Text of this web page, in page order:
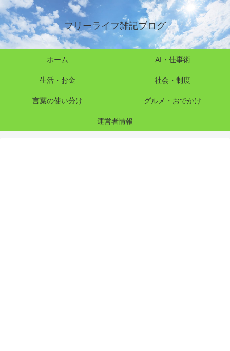
フリーライフ雑記ブログ
ホーム AI・仕事術
生活・お金 社会・制度
言葉の使い分け グルメ・おでかけ
運営者情報